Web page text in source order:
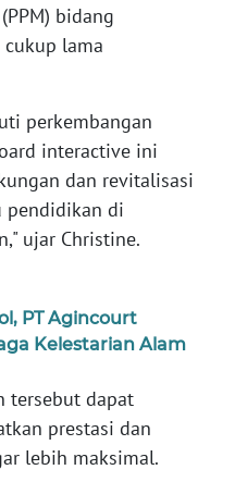
bidang
lama
perkembangan
interactive ini
dan revitalisasi
pendidikan di
ujar Christine.
PT Agincourt
Kelestarian Alam
tersebut dapat
prestasi dan
lebih maksimal.